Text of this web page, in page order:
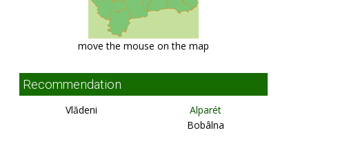
move the mouse on the map
Recommendation
Vlădeni
Alparét
Bobâlna